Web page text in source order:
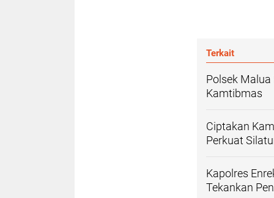
Terkait
Polsek
Kamtibmas
Ciptakan
Perkuat
Kapolres
Tekankan